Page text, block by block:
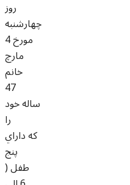
روز
چهارشنبه
مورخ 4
مارچ
خانم
47
ساله خود
را
که داراي
پنج
طفل (